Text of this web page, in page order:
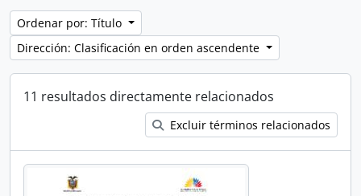
Ordenar por: Título
Dirección: Clasificación en orden ascendente
11 resultados directamente relacionados
Excluir términos relacionados